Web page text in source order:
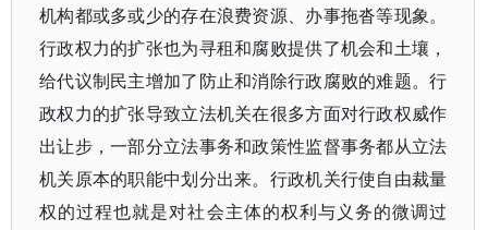
机构都或多或少的存在浪费资源、办事拖沓等现象。
行政权力的扩张也为寻租和腐败提供了机会和土壤，
给代议制民主增加了防止和消除行政腐败的难题。行
政权力的扩张导致立法机关在很多方面对行政权威作
出让步，一部分立法事务和政策性监督事务都从立法
机关原本的职能中划分出来。行政机关行使自由裁量
权的过程也就是对社会主体的权利与义务的微调过